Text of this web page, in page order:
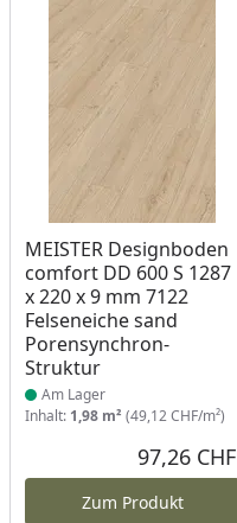
MEISTER Designboden
comfort DD 600 S 1287
x 220 x 9 mm 7122
Felseneiche sand
Porensynchron-
Struktur
Produkt am Lager
Am Lager
Inhalt: 1,98 m² (49,12 CHF/m²)
97,26 CHF
Zum Produkt